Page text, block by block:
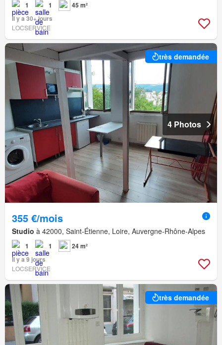
1 1
45 m²
Il y a 30+ jours
LOCSERVICE
très demandée
4 Photos
355 €/mois
Studio à 42000, Saint-Étienne, Loire, Auvergne-Rhône-Alpes
1 1
24 m²
Il y a 9 jours
LOCSERVICE
très demandée